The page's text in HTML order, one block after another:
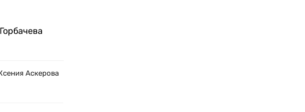
Аскерова